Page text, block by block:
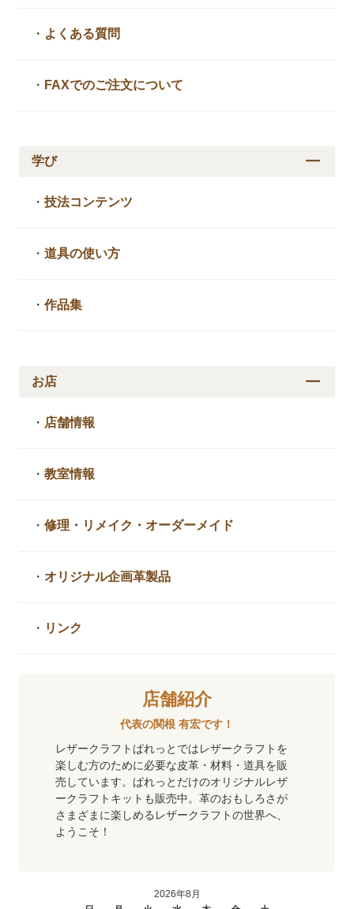
・ よくある質問
・ FAXでのご注文について
学び
・技法コンテンツ
・道具の使い方
・作品集
お店
・ 店舗情報
・教室情報
・修理・リメイク・ オーダーメイド
・ オリジナル企画革製品
・ リンク
店舗紹介
代表の関根 有宏です！
レザークラフトぱれっとではレザークラフトを
楽しむ方のために必要な皮革・材料・道具を販
売しています。ぱれっとだけのオリジナルレザ
ークラフトキットも販売中。革のおもしろさが
さまざまに楽しめるレザークラフトの世界へ、
ようこそ！
2026年8月